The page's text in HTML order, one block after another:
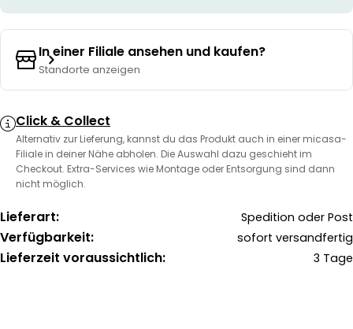
In einer Filiale ansehen und kaufen?
Standorte anzeigen
Click & Collect
Alternativ zur Lieferung, kannst du das Produkt auch in einer micasa-
Filiale in deiner Nähe abholen. Die Auswahl dazu geschieht im
Checkout. Extra-Services wie Montage oder Entsorgung sind dann
nicht möglich.
Lieferart: Spedition oder Post
Verfügbarkeit: sofort versandfertig
Lieferzeit voraussichtlich: 3 Tage